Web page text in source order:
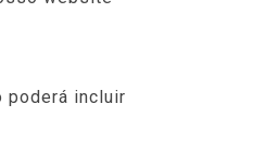
poderá incluir